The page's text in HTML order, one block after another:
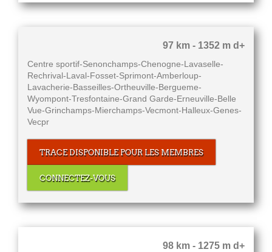
97 km - 1352 m d+
Centre sportif-Senonchamps-Chenogne-Lavaselle-
Rechrival-Laval-Fosset-Sprimont-Amberloup-
Lavacherie-Basseilles-Ortheuville-Bergueme-
Wyompont-Tresfontaine-Grand Garde-Erneuville-Belle
Vue-Grinchamps-Mierchamps-Vecmont-Halleux-Genes-
Vecpr
TRACE DISPONIBLE POUR LES MEMBRES
CONNECTEZ-VOUS
98 km - 1275 m d+